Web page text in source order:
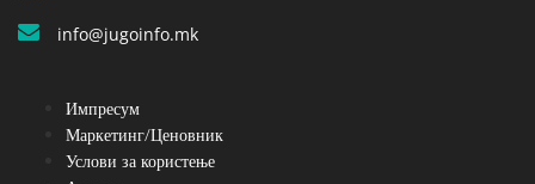
info@jugoinfo.mk
Импресум
Маркетинг/Ценовник
Услови за користење